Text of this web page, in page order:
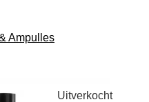
Ampulles
Uitverkocht